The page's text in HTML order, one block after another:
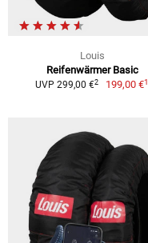
Louis
Reifenwärmer Basic
UVP 299,00 €2 199,00 €1